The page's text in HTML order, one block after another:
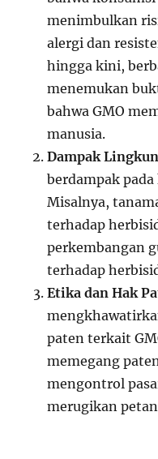
menimbulkan
alergi dan
hingga kini,
menemukan
bahwa GMO
manusia.
Dampak
berdampak
Misalnya,
terhadap
perkembangan
terhadap
Etika dan Hak
paten terkait
memegang
mengontrol
merugikan